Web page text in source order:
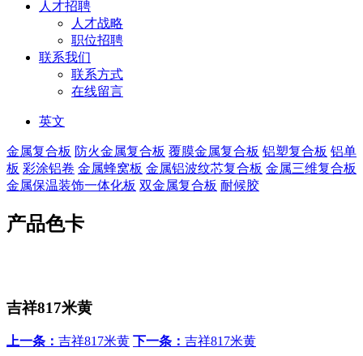
人才招聘
人才战略
职位招聘
联系我们
联系方式
在线留言
英文
金属复合板 防火金属复合板 覆膜金属复合板 铝塑复合板 铝单
板 彩涂铝卷 金属蜂窝板 金属铝波纹芯复合板 金属三维复合板
金属保温装饰一体化板 双金属复合板 耐候胶
产品色卡
吉祥817米黄
上一条： 吉祥817米黄 下一条： 吉祥817米黄